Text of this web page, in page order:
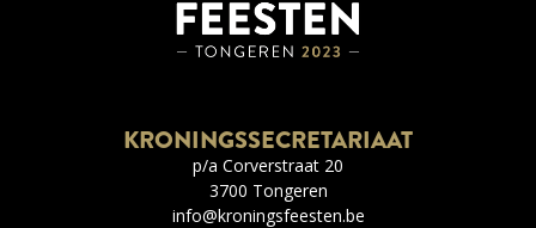
KRONINGSSECRETARIAAT
p/a Corverstraat 20
3700 Tongeren
info@kroningsfeesten.be